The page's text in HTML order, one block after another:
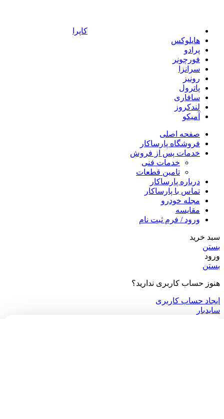
کاپرا
هایلوکس
پرادو
فورچونر
سرانزا
رونیز
پاترول
سافاری
لندکروز
آمیکو
صفحه اصلی
فروشگاه پارساکار
خدمات پس از فروش
خدمات فنی
تامین قطعات
درباره پارساکار
تماس با پارساکار
مجله خودرو
مقایسه
ورود / فرم ثبت نام
سبد خرید
بستن
ورود
بستن
هنوز حساب کاربری ندارید؟
ایجاد حساب کاربری
سایدبار